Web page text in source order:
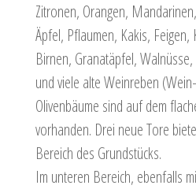
Zitronen, Orangen,
Äpfel, Pflaumen, Kakis,
Birnen, Granatäpfel,
und viele alte Weinreben
Olivenbäume sind auf dem
vorhanden. Drei neue Tore
Bereich des Grundstücks.
Im unteren Bereich, ebenfalls